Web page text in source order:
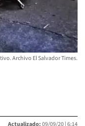
Archivo El Salvador Times.